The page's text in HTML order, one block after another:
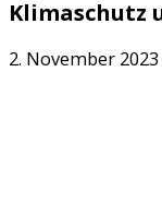
Klimaschutz
2. November 2023